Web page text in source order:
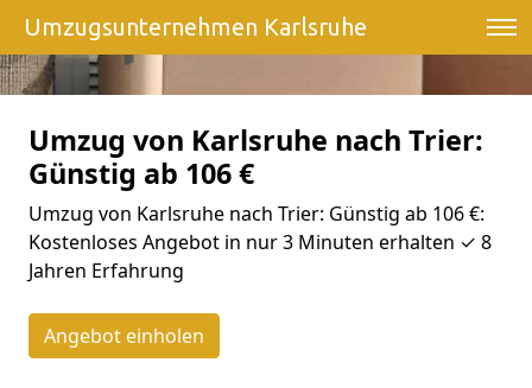
Umzugsunternehmen Karlsruhe
Umzug von Karlsruhe nach Trier:
Günstig ab 106 €
Umzug von Karlsruhe nach Trier: Günstig ab 106 €:
Kostenloses Angebot in nur 3 Minuten erhalten ✓ 8
Jahren Erfahrung
Angebot einholen